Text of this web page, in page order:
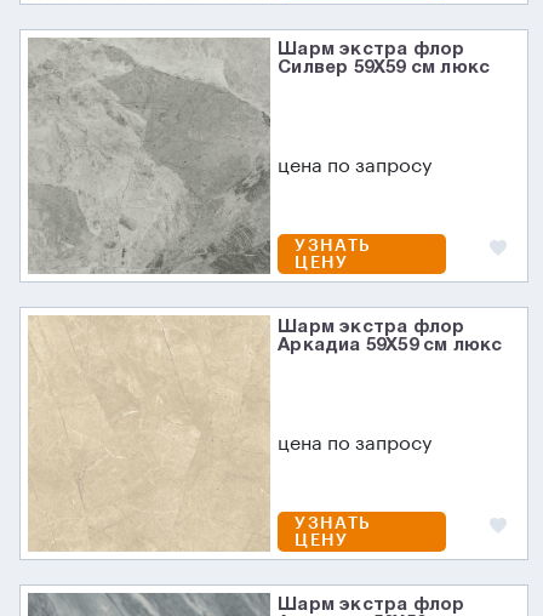
Шарм экстра флор
Силвер 59X59 см люкс
цена по запросу
УЗНАТЬ
ЦЕНУ
Шарм экстра флор
Аркадиа 59X59 см люкс
цена по запросу
УЗНАТЬ
ЦЕНУ
Шарм экстра флор